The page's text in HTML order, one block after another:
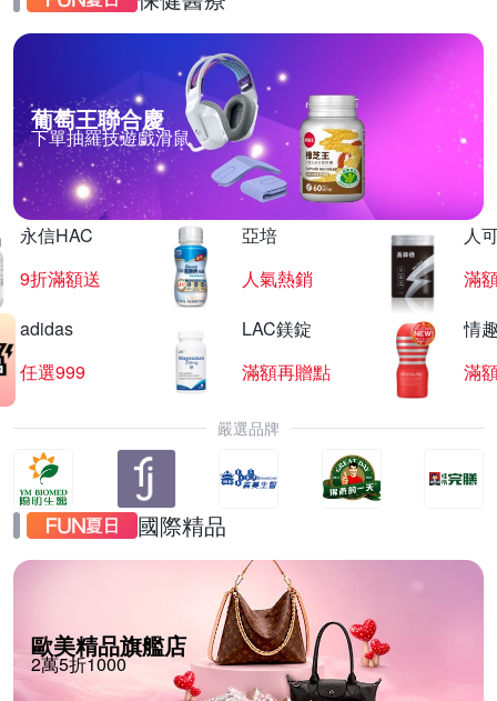
葡萄王聯合慶
下單抽羅技遊戲滑鼠
永信HAC
9折滿額送
亞培
人氣熱銷
人
滿
adidas
任選999
LAC鎂錠
滿額再贈點
情
滿
嚴選品牌
國際精品
歐美精品旗艦店
2萬5折1000